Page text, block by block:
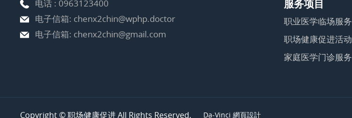
服务项目
职业医学临场服务
职场健康促进活动
家庭医学门诊服务
电话 : 0963123400
电子信箱: chenx2chin@wphp.doctor
电子信箱: chenx2chin@gmail.com
Copyright © 职场健康促进 All Rights Reserved. Da-Vinci 網頁設計